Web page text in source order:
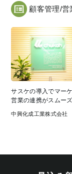
顧客管理/営
サスケの導入でマー
営業の連携がスムーズ
中興化成工業株式会社